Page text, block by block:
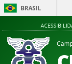
BRASIL